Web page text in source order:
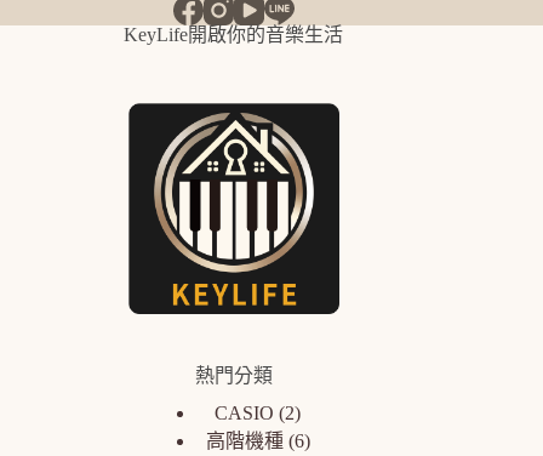
KeyLife開啟你的音樂生活
熱門分類
CASIO 2
高階機種 6